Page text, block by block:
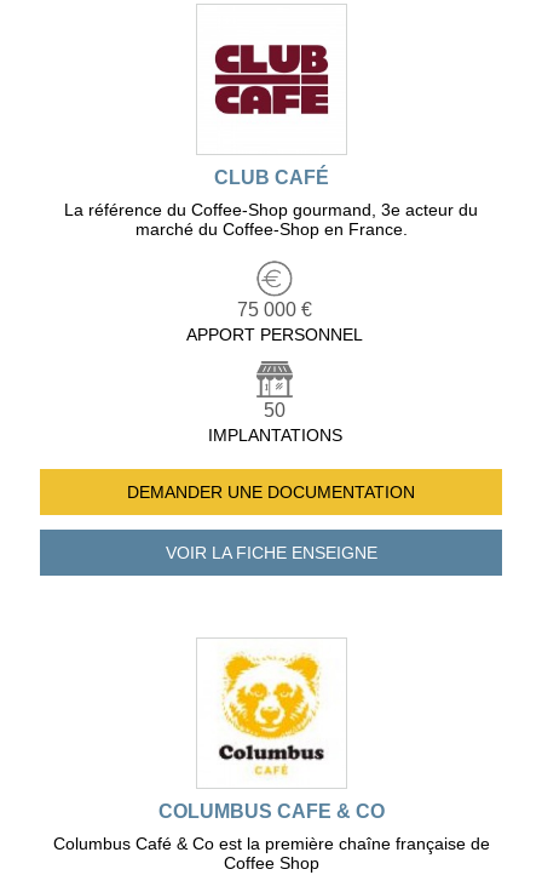
CLUB CAFÉ
La référence du Coffee-Shop gourmand, 3e acteur du
marché du Coffee-Shop en France.
75 000 €
APPORT PERSONNEL
50
IMPLANTATIONS
DEMANDER UNE DOCUMENTATION
VOIR LA FICHEENSEIGNE
COLUMBUS CAFE & CO
Columbus Café & Co est la première chaîne française de
Coffee Shop